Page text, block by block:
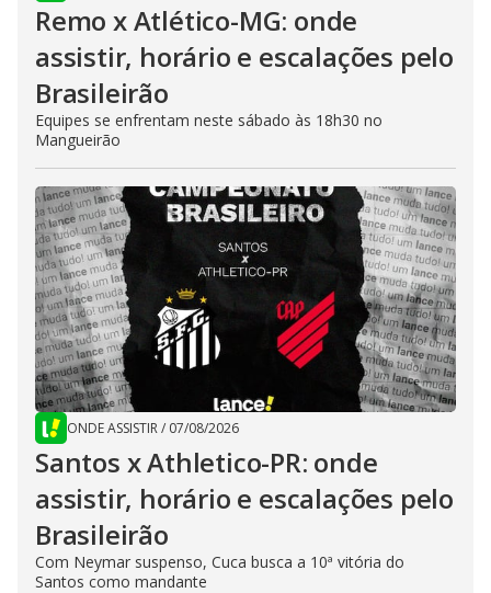
Remo x Atlético-MG: onde
assistir, horário e escalações pelo
Brasileirão
Equipes se enfrentam neste sábado às 18h30 no
Mangueirão
ONDE ASSISTIR/ 07/08/2026
Santos x Athletico-PR: onde
assistir, horário e escalações pelo
Brasileirão
Com Neymar suspenso, Cuca busca a 10ª vitória do
Santos como mandante